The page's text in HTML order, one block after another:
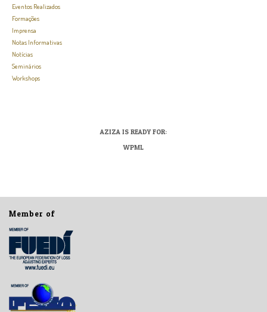
Eventos Realizados
Formações
Imprensa
Notas Informativas
Notícias
Seminários
Workshops
AZIZA IS READY FOR:
WPML
Member of